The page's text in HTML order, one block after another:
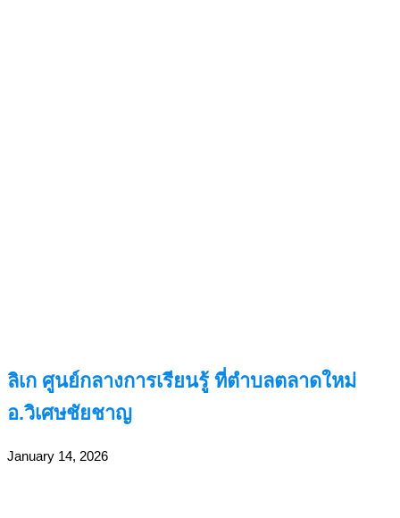
ลิเก ศูนย์กลางการเรียนรู้ ที่ตำบลตลาดใหม่
อ.วิเศษชัยชาญ
January 14, 2026